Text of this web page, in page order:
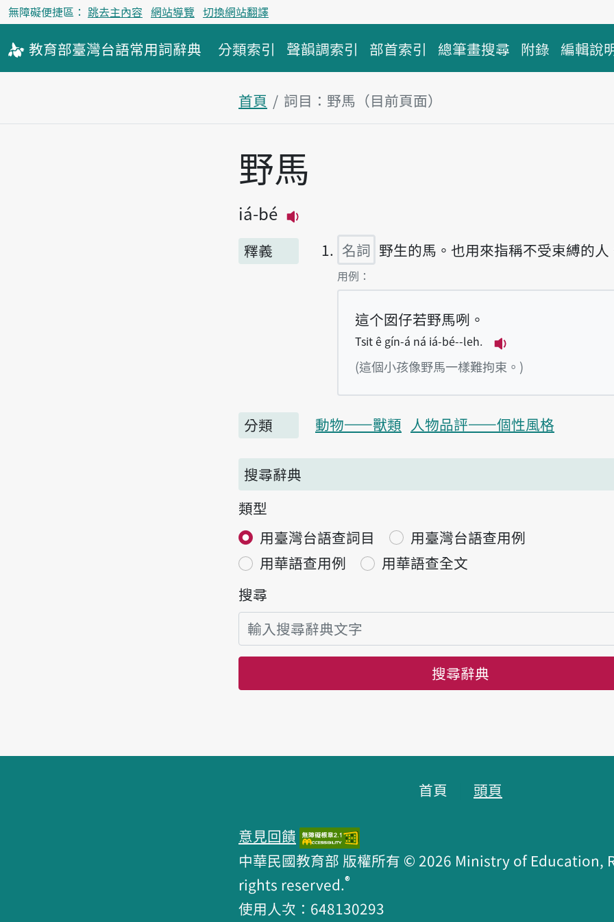
無障礙便捷區： 跳去主內容 網站導覽 切換網站翻譯
教育部臺灣台語常用詞辭典 分類索引 聲韻調索引 部首索引 總筆畫搜尋 附錄 編輯說
首頁 詞目：野馬（目前頁面）
主內容區塊
野馬
iá-bé
釋義
名詞 野生的馬。也用來指稱不受束縛的人
第1項釋義的
用例：
這个囡仔若野馬咧。
Tsit ê gín-á ná iá-bé--leh.
播放例句Tsit ê
(這個小孩像野馬一樣難拘束。)
分類 動物——獸類 人物品評——個性風格
搜尋辭典
類型
用臺灣台語查詞目
用臺灣台語查用例
用華語查用例
用華語查全文
搜尋
搜尋辭典
首頁 頭頁
意見回饋
中華民國教育部 版權所有 © 2026 Ministry of Education,
rights reserved.®
使用人次：648130293